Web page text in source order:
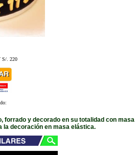
S/. 220
forrado y decorado en su totalidad con masa
la decoración en masa elástica.